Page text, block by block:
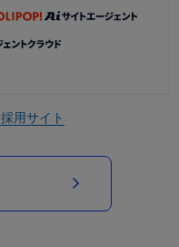
採用サイト